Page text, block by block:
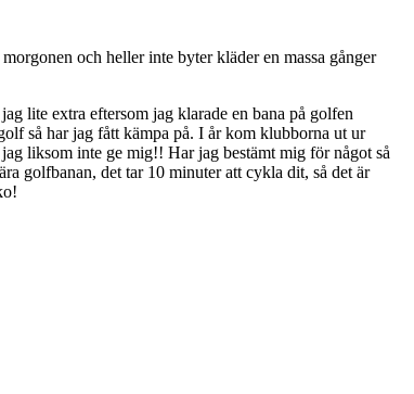
och heller inte byter kläder en massa gånger
lite extra eftersom jag klarade en bana på golfen
så har jag fått kämpa på. I år kom klubborna ut ur
liksom inte ge mig!! Har jag bestämt mig för något så
golfbanan, det tar 10 minuter att cykla dit, så det är